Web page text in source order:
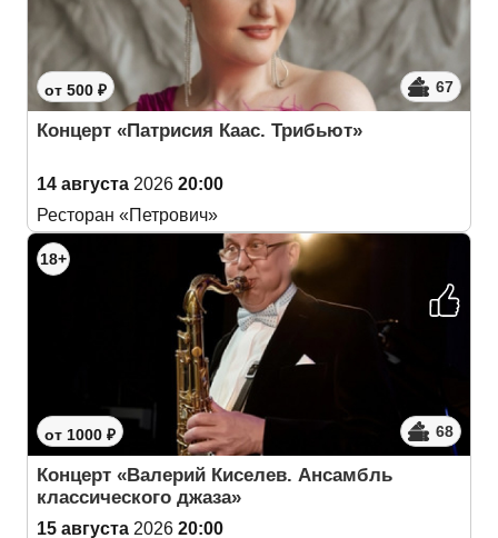
от 500 ₽ 67
Концерт «Патрисия Каас. Трибьют»
14 августа 2026 20:00
Ресторан «Петрович»
18+
от 1000 ₽ 68
Концерт «Валерий Киселев. Ансамбль
классического джаза»
15 августа 2026 20:00